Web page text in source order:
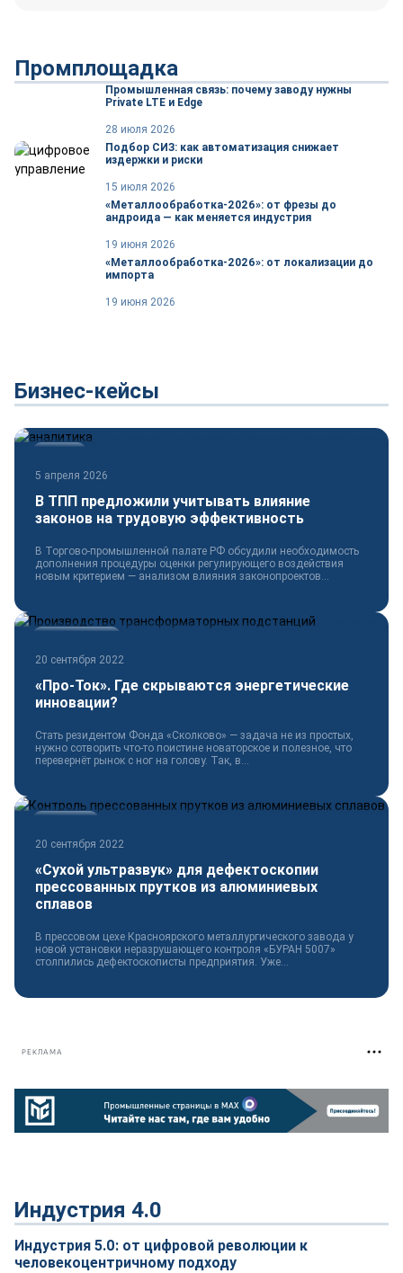
Промплощадка
Промышленная связь: почему заводу нужны
Private LTE и Edge
28 июля 2026
Подбор СИЗ: как автоматизация снижает
издержки и риски
15 июля 2026
«Металлообработка-2026»: от фрезы до
андроида — как меняется индустрия
19 июня 2026
«Металлообработка-2026»: от локализации до
импорта
19 июня 2026
Бизнес-кейсы
5 апреля 2026
В ТПП предложили учитывать влияние
законов на трудовую эффективность
В Торгово-промышленной палате РФ обсудили необходимость
дополнения процедуры оценки регулирующего воздействия
новым критерием — анализом влияния законопроектов...
20 сентября 2022
«Про-Ток». Где скрываются энергетические
инновации?
Стать резидентом Фонда «Сколково» — задача не из простых,
нужно сотворить что-то поистине новаторское и полезное, что
перевернёт рынок с ног на голову. Так, в...
20 сентября 2022
«Сухой ультразвук» для дефектоскопии
прессованных прутков из алюминиевых
сплавов
В прессовом цехе Красноярского металлургического завода у
новой установки неразрушающего контроля «БУРАН 5007»
столпились дефектоскописты предприятия. Уже...
РЕКЛАМА
Индустрия 4.0
Индустрия 5.0: от цифровой революции к
человекоцентричному подходу